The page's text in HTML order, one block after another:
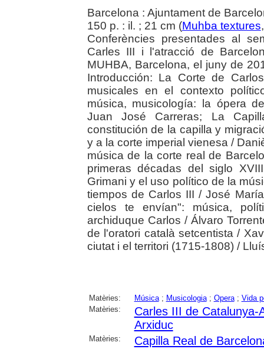
Barcelona : Ajuntament de
150 p. : il. ; 21 cm (Muhba textures
Conferències presentades al
Carles III i l'atracció de
MUHBA, Barcelona, el juny de
Introducción: La Corte de
musicales en el contexto
música, musicología: la ópera
Juan José Carreras; La
constitución de la capilla y
y a la corte imperial vienesa /
música de la corte real de
primeras décadas del siglo
Grimani y el uso político de la
tiempos de Carlos III / José
cielos te envían": música,
archiduque Carlos / Álvaro
de l'oratori català setcentista /
ciutat i el territori (1715-1808) /
Matèries: Música; Musicologia; Opera; Vida
Matèries:
Carles III de Catalunya-
Arxiduc
Matèries: Capilla Real de